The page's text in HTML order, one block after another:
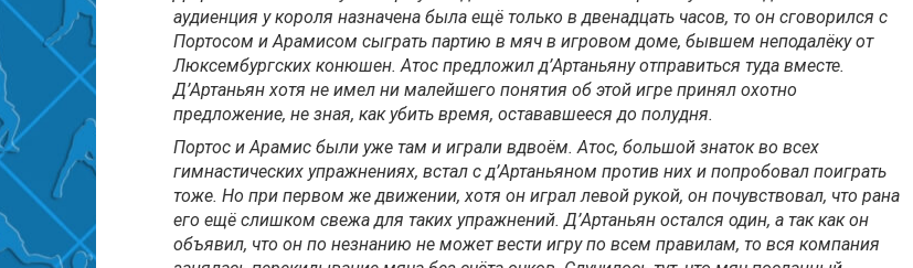
аудиенция у короля назначена была ещё только в двенадцать часов, то он сговорился с
Портосом и Арамисом сыграть партию в мяч в игровом доме, бывшем неподалёку от
Люксембургских конюшен. Атос предложил д’Артаньяну отправиться туда вместе.
Д’Артаньян хотя не имел ни малейшего понятия об этой игре принял охотно
предложение, не зная, как убить время, остававшееся до полудня.
Портос и Арамис были уже там и играли вдвоём. Атос, большой знаток во всех
гимнастических упражнениях, встал с д’Артаньяном против них и попробовал поиграть
тоже. Но при первом же движении, хотя он играл левой рукой, он почувствовал, что рана
его ещё слишком свежа для таких упражнений. Д’Артаньян остался один, а так как он
объявил, что он по незнанию не может вести игру по всем правилам, то вся компания